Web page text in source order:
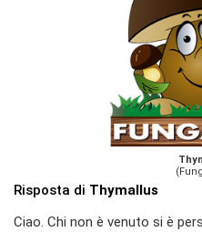
Risposta di Thymallus
Ciao. Chi non è venuto si è